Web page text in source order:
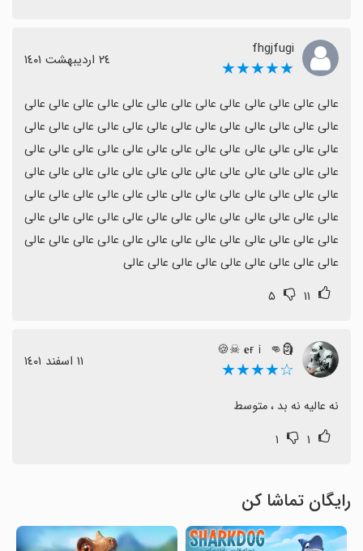
fhgjfugi
★★★★★ ٢٤ اردیبهشت ١٤٠١
عالی عالی عالی عالی عالی عالی عالی عالی عالی
۱۱ ۵
🗿👊 𝐞ғｉ ☠🍪
☆★★★★ ١١ اسفند ١٤٠١
نه عالیه نه بد ، متوسط
۱ ۱
رایگان تماشا کن